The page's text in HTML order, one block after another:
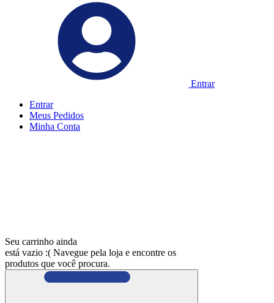
Entrar
Entrar
Meus Pedidos
Minha Conta
Seu carrinho ainda
está vazio :( Navegue pela loja e encontre os
produtos que você procura.